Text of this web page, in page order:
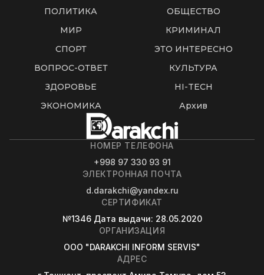
ПОЛИТИКА
ОБЩЕСТВО
МИР
КРИМИНАЛ
СПОРТ
ЭТО ИНТЕРЕСНО
ВОПРОС-ОТВЕТ
КУЛЬТУРА
ЗДОРОВЬЕ
HI-TECH
ЭКОНОМИКА
Архив
НОМЕР ТЕЛЕФОНА
+998 97 330 93 91
ЭЛЕКТРОННАЯ ПОЧТА
d.darakchi@yandex.ru
СЕРТИФИКАТ
№1346 Дата выдачи: 28.05.2020
ОРГАНИЗАЦИЯ
OOO "DARAKCHI INFORM SERVIS"
АДРЕС